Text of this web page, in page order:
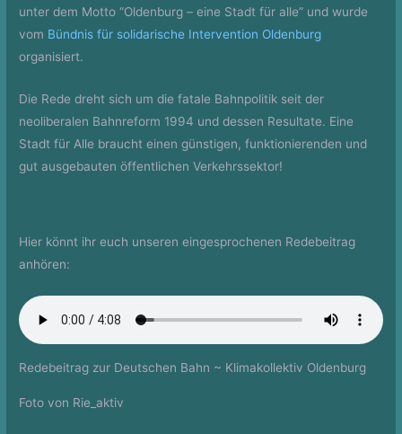
unter dem Motto “Oldenburg – eine Stadt für alle” und wurde
vom Bündnis für solidarische Intervention Oldenburg
organisiert.
Die Rede dreht sich um die fatale Bahnpolitik seit der
neoliberalen Bahnreform 1994 und dessen Resultate. Eine
Stadt für Alle braucht einen günstigen, funktionierenden und
gut ausgebauten öffentlichen Verkehrssektor!
Hier könnt ihr euch unseren eingesprochenen Redebeitrag
anhören:
Redebeitrag zur Deutschen Bahn ~ Klimakollektiv Oldenburg
Foto von Rie_aktiv